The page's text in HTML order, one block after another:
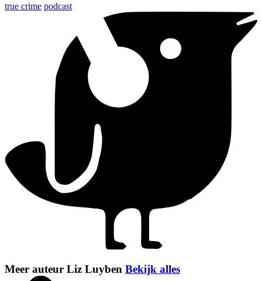
true crime podcast
Meer auteur Liz Luyben Bekijk alles